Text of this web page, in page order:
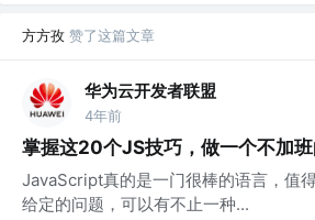
方方孜 赞了这篇文章
华为云开发者联盟
4年前
掌握这20个JS技巧，做一个不加
JavaScript真的是一门很棒的语言，值
给定的问题，可以有不止一种...